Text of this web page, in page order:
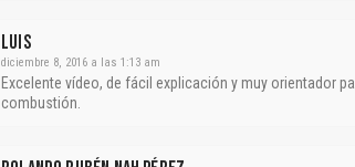
Luis
diciembre 8, 2016 a las 1:13 am
Excelente vídeo, de fácil explicación y muy orientador
combustión.